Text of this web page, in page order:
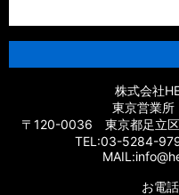
【シマノ】18エクスセンス
タムパーツ
【シマノ】17エクスセンス
【シマノ】16エクスセンス
株式会社
東京営業
〒120-0036 東京都足立
TEL:03-5284-
お電